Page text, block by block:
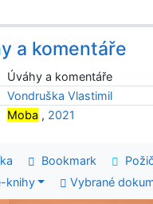
a komentáře
Úváhy a komentáře
Vondruška Vlastimil
Moba , 2021
Bookmark
knihy
Vybrané